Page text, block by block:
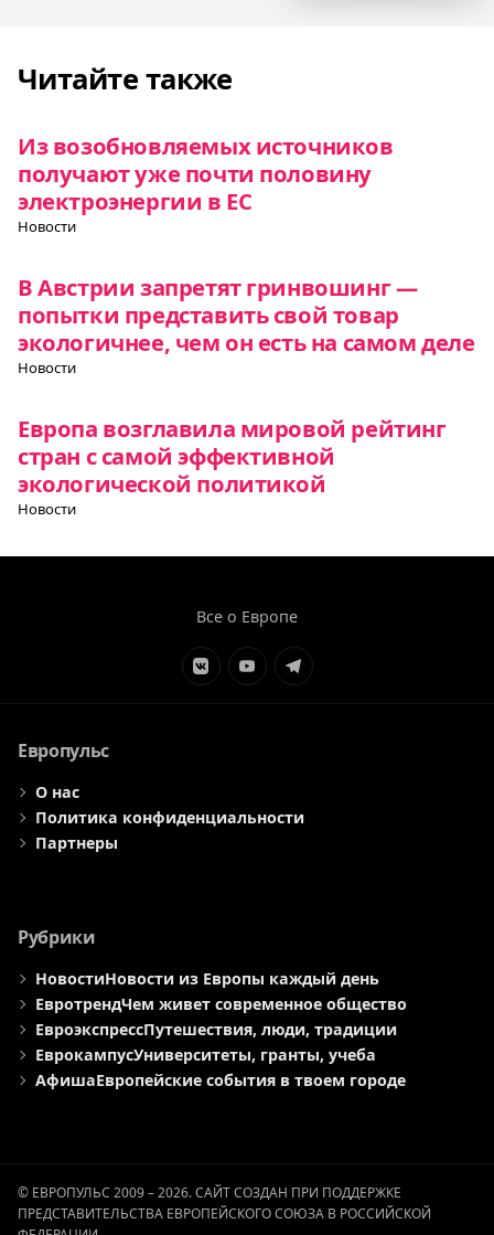
Читайте также
Из возобновляемых источников
получают уже почти половину
электроэнергии в ЕС
Новости
В Австрии запретят гринвошинг —
попытки представить свой товар
экологичнее, чем он есть на самом деле
Новости
Европа возглавила мировой рейтинг
стран с самой эффективной
экологической политикой
Новости
Все о Европе
ЭлементЭлементЭлемент
Европульс
О нас
Политика конфиденциальности
Партнеры
Рубрики
НовостиНовости из Европы каждый день
ЕвротрендЧем живет современное общество
ЕвроэкспрессПутешествия, люди, традиции
ЕврокампусУниверситеты, гранты, учеба
АфишаЕвропейские события в твоем городе
© ЕВРОПУЛЬС 2009 – 2026. САЙТ СОЗДАН ПРИ ПОДДЕРЖКЕ
ПРЕДСТАВИТЕЛЬСТВА ЕВРОПЕЙСКОГО СОЮЗА В РОССИЙСКОЙ